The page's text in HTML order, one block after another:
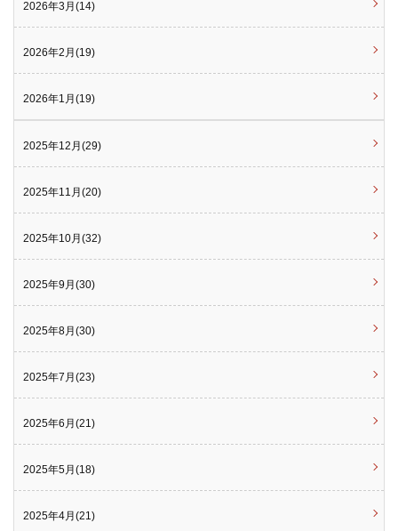
2026年3月(14)
2026年2月(19)
2026年1月(19)
2025年12月(29)
2025年11月(20)
2025年10月(32)
2025年9月(30)
2025年8月(30)
2025年7月(23)
2025年6月(21)
2025年5月(18)
2025年4月(21)